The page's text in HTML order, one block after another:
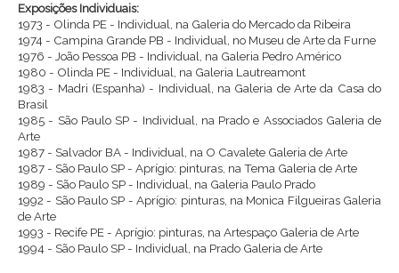
Exposições Individuais:
1973 - Olinda PE - Individual, na Galeria do Mercado da Ribeira
1974 - Campina Grande PB - Individual, no Museu de Arte da Furne
1976 - João Pessoa PB - Individual, na Galeria Pedro Américo
1980 - Olinda PE - Individual, na Galeria Lautreamont
1983 - Madri (Espanha) - Individual, na Galeria de Arte da Casa do
Brasil
1985 - São Paulo SP - Individual, na Prado e Associados Galeria de
Arte
1987 - Salvador BA - Individual, na O Cavalete Galeria de Arte
1987 - São Paulo SP - Aprígio: pinturas, na Tema Galeria de Arte
1989 - São Paulo SP - Individual, na Galeria Paulo Prado
1992 - São Paulo SP - Aprígio: pinturas, na Monica Filgueiras Galeria
de Arte
1993 - Recife PE - Aprígio: pinturas, na Artespaço Galeria de Arte
1994 - São Paulo SP - Individual, na Prado Galeria de Arte